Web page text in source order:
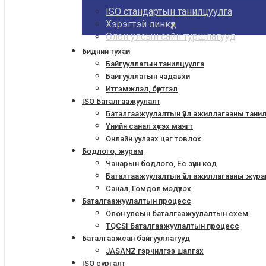
ISO стандартын танилцуулга
Хэрэгтэй линкүүд
Олон улсын сайн туршлагууд
Бидний тухай
Байгууллагын танилцуулга
Байгууллагын чадавхи
Итгэмжлэл, бүртгэл
ISO Баталгаажуулалт
Баталгаажуулалтын үйл ажиллагааны
Үнийн санал хүсэх маягт
Онлайн уулзах цаг товлох
Бодлого, журам
Чанарын бодлого, Ёс зүйн код
Баталгаажуулалтын үйл ажиллагааны
Санал, Гомдол мэдүүлэх
Баталгаажуулалтын процесс
Олон улсын баталгаажуулалтын схем
TQCSI Баталгаажуулалтын процесс
Баталгаажсан байгууллагууд
JASANZ гэрчилгээ шалгах
ISO сургалт